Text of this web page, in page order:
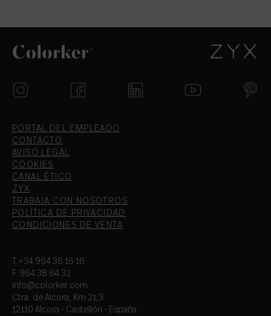
PORTAL DEL EMPLEADO
CONTACTO
AVISO LEGAL
COOKIES
CANAL ÉTICO
ZYX
TRABAJA CON NOSOTROS
POLÍTICA DE PRIVACIDAD
CONDICIONES DE VENTA
T.+34 964 36 16 16
F. 964 38 64 32
info@colorker.com
Ctra. de Alcora, Km 21,3
12110 Alcora - Castellón - España